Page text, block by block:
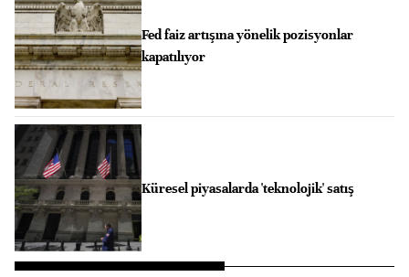
Fed faiz artışına yönelik pozisyonlar
kapatılıyor
Küresel piyasalarda 'teknolojik' satış